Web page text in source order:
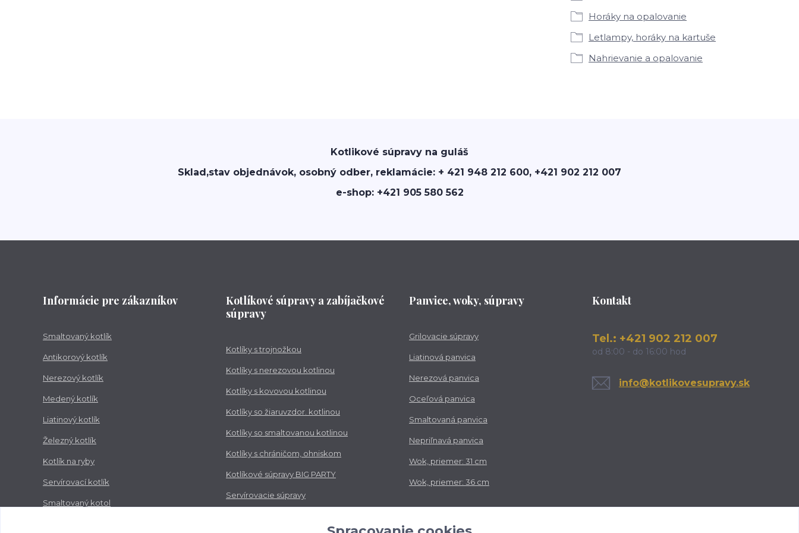
Horáky na opalovanie
Letlampy, horáky na kartuše
Nahrievanie a opalovanie
Kotlikové súpravy na guláš
Sklad,stav objednávok, osobný odber, reklamácie: + 421 948 212 600, +421 902 212 007
e-shop: +421 905 580 562
Informácie pre zákazníkov
Smaltovaný kotlík
Antikorový kotlík
Nerezový kotlík
Medený kotlík
Liatinový kotlík
Železný kotlík
Kotlík na ryby
Servírovací kotlík
Smaltovaný kotol
Kotlíkové súpravy a zabíjačkové
súpravy
Kotlíky s trojnožkou
Kotlíky s nerezovou kotlinou
Kotlíky s kovovou kotlinou
Kotlíky so žiaruvzdor. kotlinou
Kotlíky so smaltovanou kotlinou
Kotlíky s chráničom, ohniskom
Kotlíkové súpravy BIG PARTY
Servírovacie súpravy
Panvice, woky, súpravy
Grilovacie súpravy
Liatinová panvica
Nerezová panvica
Oceľová panvica
Smaltovaná panvica
Nepriľnavá panvica
Wok, priemer: 31 cm
Wok, priemer: 36 cm
Kontakt
Tel.: +421 902 212 007
od 8:00 - do 16:00 hod
info@kotlikovesupravy.sk